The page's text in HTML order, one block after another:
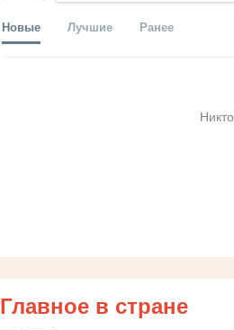
Новые Лучшие Ранее
Главное в стране